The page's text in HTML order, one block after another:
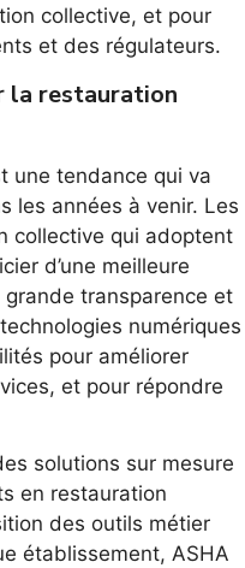
collective, et pour
et des régulateurs.
la restauration
une tendance qui va
les années à venir. Les
collective qui adoptent
d’une meilleure
grande transparence et
numériques
pour améliorer
et pour répondre
solutions sur mesure
en restauration
des outils métier
établissement, ASHA